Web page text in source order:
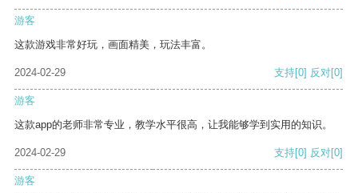
游客
这款游戏非常好玩，画面精美，玩法丰富。
2024-02-29 支持[0] 反对[0]
游客
这款app的老师非常专业，教学水平很高，让我能够学到实用的知识。
2024-02-29 支持[0] 反对[0]
游客